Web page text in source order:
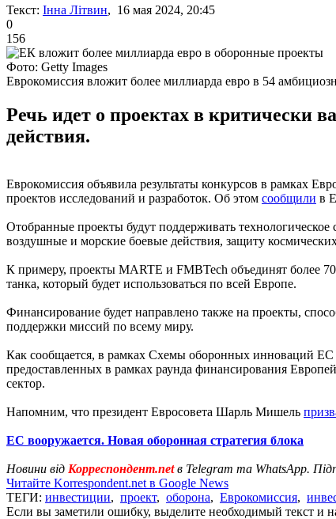
Текст: Інна Літвин, 16 мая 2024, 20:45
0
156
Фото: Getty Images
Еврокомиссия вложит более миллиарда евро в 54
Речь идет о проектах в критически
действия.
Еврокомиссия объявила результаты конкурсов в рамках
проектов исследований и разработок. Об этом сообщили в
Отобранные проекты будут поддерживать
воздушные и морские боевые действия, защиту
К примеру, проекты MARTE и FMBTech объединят более
танка, который будет использоваться по всей Европе.
Финансирование будет направлено также на проекты,
поддержки миссий по всему миру.
Как сообщается, в рамках Схемы оборонных инноваций ЕС
предоставленных в рамках раунда финансирования
сектор.
Напомним, что президент Евросовета Шарль Мишель
ЕС вооружается. Новая оборонная стратегия блока
Новини від Корреспондент.netв Telegram та WhatsApp.
Читайте Korrespondent.net в Google News
ТЕГИ: инвестиции, проект, оборона, Еврокомиссия,
Если вы заметили ошибку, выделите необходимый текст и